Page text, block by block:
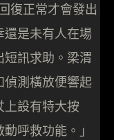
復正常才會發出
還是未有人在場
訊求助。梁渭
偵測橫放便響起
上設有特大按
呼救功能。」